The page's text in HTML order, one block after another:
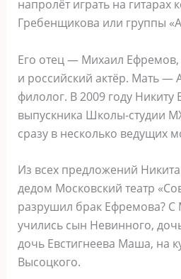
напролёт играть на
Гребенщикова или группы
Его отец — Михаил Ефремов,
и российский актёр. Мать —
филолог. В 2009 году Никиту
выпускника Школы-студии
сразу в несколько ведущих
Из всех предложений
дедом Московский театр
разрушил брак Ефремова?
учились сын Невинного,
дочь Евстигнеева Маша, на
Высоцкого.